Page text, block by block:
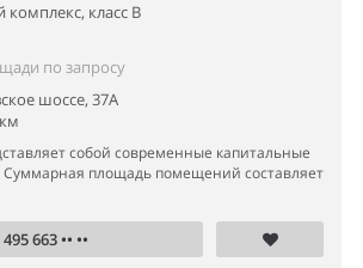
комплекс, класс B
по запросу
шоссе, 37А
собой современные капитальные
Суммарная площадь помещений составляет
663 •• ••